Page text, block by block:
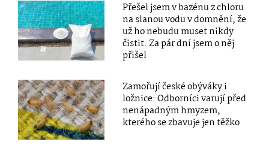
Přešel jsem v bazénu z chloru
na slanou vodu v domnění, že
už ho nebudu muset nikdy
čistit. Za pár dní jsem o něj
přišel
Zamořují české obýváky i
ložnice: Odborníci varují před
nenápadným hmyzem,
kterého se zbavuje jen těžko